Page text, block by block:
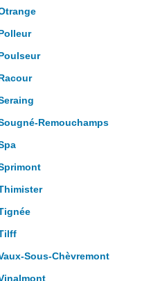
Remouchamps
Sous-Chèvremont